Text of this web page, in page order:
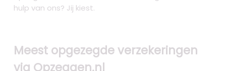
hulp van ons? Jij kiest.
Meest opgezegde verzekeringen
via Opzeggen.nl